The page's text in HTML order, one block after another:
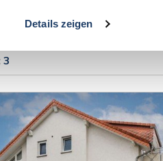
Details zeigen
3